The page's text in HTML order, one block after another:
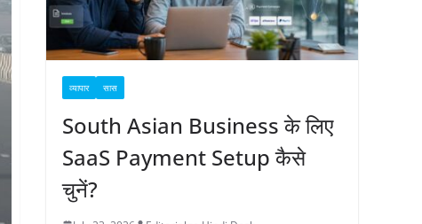
व्यापार सास
South Asian Business के लिए
SaaS Payment Setup कैसे
चुनें?